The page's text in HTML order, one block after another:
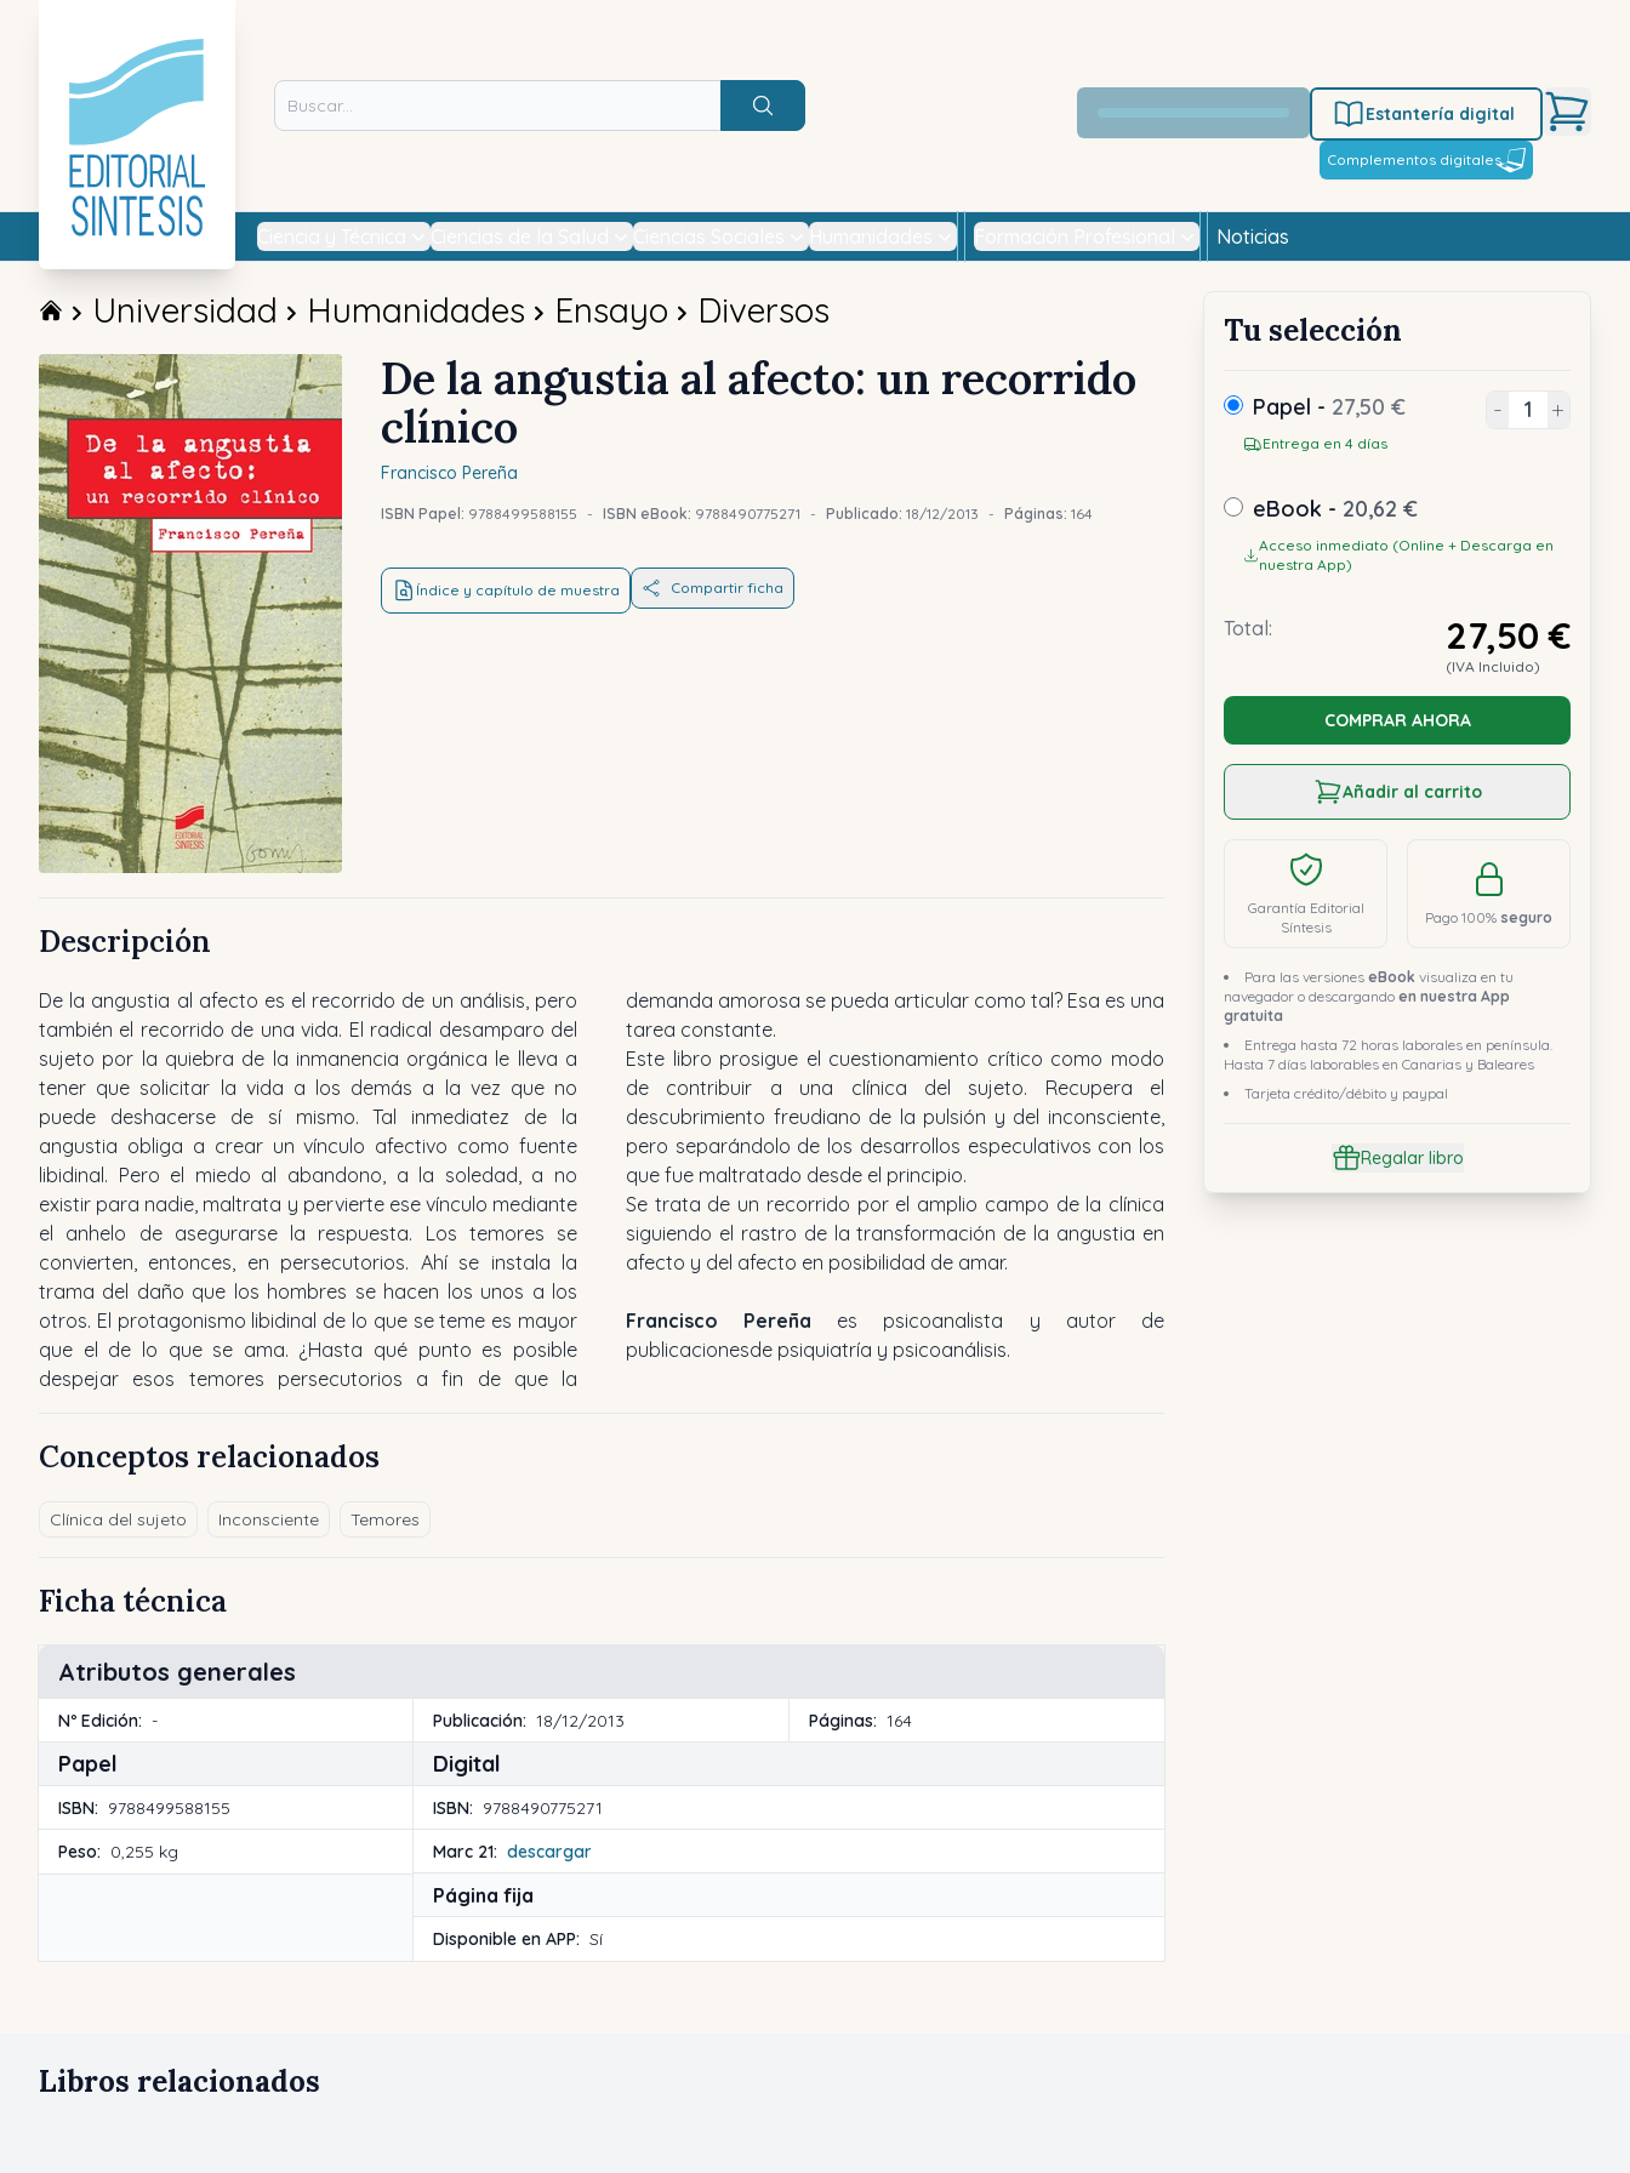
Buscar
Estantería digital
Complementos digitales
Noticias
Universidad Humanidades Ensayo Diversos
De la angustia al afecto: un recorrido
clínico
Francisco Pereña
ISBN Papel: 9788499588155 - ISBN eBook: 9788490775271 - Publicado: 18/12/2013 - Páginas: 164
Índice y capítulo de muestra Compartir ficha
Tu selección
Papel - 27,50 €
Entrega en 4 días
- +
eBook - 20,62 €
Acceso inmediato (Online + Descarga en
nuestra App)
Total: 27,50 €
(IVA Incluido)
COMPRAR AHORA
Añadir al carrito
Garantía Editorial
Síntesis
Pago 100% seguro
Para las versiones eBook visualiza en tu
navegador o descargando en nuestra App
gratuita
Entrega hasta 72 horas laborales en península.
Hasta 7 días laborables en Canarias y Baleares
Tarjeta crédito/débito y paypal
Regalar libro
Descripción
De la angustia al afecto es el recorrido de un análisis, pero
también el recorrido de una vida. El radical desamparo del
sujeto por la quiebra de la inmanencia orgánica le lleva a
tener que solicitar la vida a los demás a la vez que no
puede deshacerse de sí mismo. Tal inmediatez de la
angustia obliga a crear un vínculo afectivo como fuente
libidinal. Pero el miedo al abandono, a la soledad, a no
existir para nadie, maltrata y pervierte ese vínculo mediante
el anhelo de asegurarse la respuesta. Los temores se
convierten, entonces, en persecutorios. Ahí se instala la
trama del daño que los hombres se hacen los unos a los
otros. El protagonismo libidinal de lo que se teme es mayor
que el de lo que se ama. ¿Hasta qué punto es posible
despejar esos temores persecutorios a fin de que la
demanda amorosa se pueda articular como tal? Esa es una
tarea constante.
Este libro prosigue el cuestionamiento crítico como modo
de contribuir a una clínica del sujeto. Recupera el
descubrimiento freudiano de la pulsión y del inconsciente,
pero separándolo de los desarrollos especulativos con los
que fue maltratado desde el principio.
Se trata de un recorrido por el amplio campo de la clínica
siguiendo el rastro de la transformación de la angustia en
afecto y del afecto en posibilidad de amar.
Francisco Pereña es psicoanalista y autor de
publicacionesde psiquiatría y psicoanálisis.
Conceptos relacionados
Clínica del sujeto Inconsciente Temores
Ficha técnica
Atributos generales
Nº Edición: - Publicación: 18/12/2013 Páginas: 164
Papel
ISBN: 9788499588155
Peso: 0,255 kg
Digital
ISBN: 9788490775271
Marc 21: descargar
Página fija
Disponible en APP: Sí
Libros relacionados